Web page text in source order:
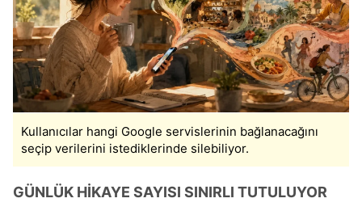
Kullanıcılar hangi Google servislerinin bağlanacağını
seçip verilerini istediklerinde silebiliyor.
GÜNLÜK HİKAYE SAYISI SINIRLI TUTULUYOR